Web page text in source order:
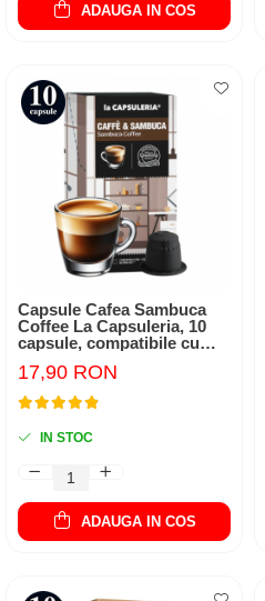
ADAUGA IN COS
Capsule Cafea Sambuca
Coffee La Capsuleria, 10
capsule, compatibile cu
17,90 RON
IN STOC
ADAUGA IN COS